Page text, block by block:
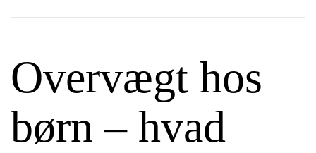
Overvægt hos
børn – hvad